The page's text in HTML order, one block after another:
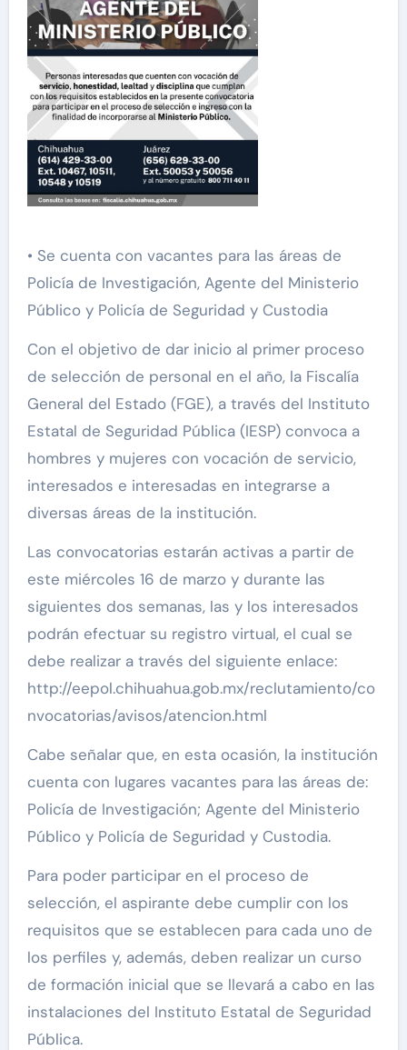
• Se cuenta con vacantes para las áreas de
Policía de Investigación, Agente del Ministerio
Público y Policía de Seguridad y Custodia
Con el objetivo de dar inicio al primer proceso
de selección de personal en el año, la Fiscalía
General del Estado (FGE), a través del Instituto
Estatal de Seguridad Pública (IESP) convoca a
hombres y mujeres con vocación de servicio,
interesados e interesadas en integrarse a
diversas áreas de la institución.
Las convocatorias estarán activas a partir de
este miércoles 16 de marzo y durante las
siguientes dos semanas, las y los interesados
podrán efectuar su registro virtual, el cual se
debe realizar a través del siguiente enlace:
http://eepol.chihuahua.gob.mx/reclutamiento/co
nvocatorias/avisos/atencion.html
Cabe señalar que, en esta ocasión, la institución
cuenta con lugares vacantes para las áreas de:
Policía de Investigación; Agente del Ministerio
Público y Policía de Seguridad y Custodia.
Para poder participar en el proceso de
selección, el aspirante debe cumplir con los
requisitos que se establecen para cada uno de
los perfiles y, además, deben realizar un curso
de formación inicial que se llevará a cabo en las
instalaciones del Instituto Estatal de Seguridad
Pública.